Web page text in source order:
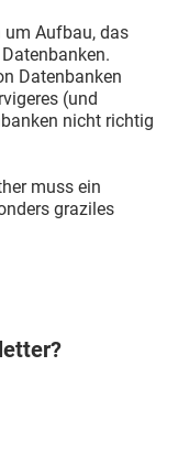
um Aufbau, das
Datenbanken
(und
nicht richtig
muss ein
graziles